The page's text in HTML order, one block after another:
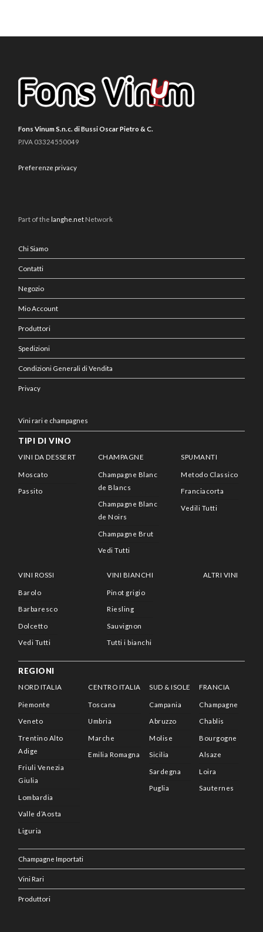
Fons Vinum S.n.c. di Bussi Oscar Pietro & C.
P.IVA 03324550049
Preferenze privacy
Part of thelanghe.net Network
Chi Siamo
Contatti
Negozio
Mio Account
Produttori
Spedizioni
Condizioni Generali di Vendita
Privacy
Vini rari e champagnes
TIPI DI VINO
VINI DA DESSERT
Moscato
Passito
CHAMPAGNE
Champagne Blanc
de Blancs
Champagne Blanc
de Noirs
Champagne Brut
Vedi Tutti
SPUMANTI
Metodo Classico
Franciacorta
Vedili Tutti
VINI ROSSI
Barolo
Barbaresco
Dolcetto
Vedi Tutti
VINI BIANCHI
Pinot grigio
Riesling
Sauvignon
Tutti i bianchi
ALTRI VINI
REGIONI
NORD ITALIA
Piemonte
Veneto
Trentino Alto
Adige
Friuli Venezia
Giulia
Lombardia
Valle d’Aosta
Liguria
CENTRO ITALIA
Toscana
Umbria
Marche
Emilia Romagna
SUD & ISOLE
Campania
Abruzzo
Molise
Sicilia
Sardegna
Puglia
FRANCIA
Champagne
Chablis
Bourgogne
Alsaze
Loira
Sauternes
Champagne Importati
Vini Rari
Produttori